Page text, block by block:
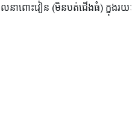
ាពោះវៀន (មិនបត់ជើងធំ) ក្នុងរយៈ